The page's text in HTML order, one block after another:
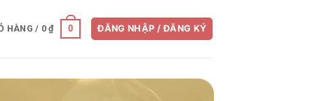
HÀNG / 0₫ 0 ĐĂNG NHẬP / ĐĂNG KÝ